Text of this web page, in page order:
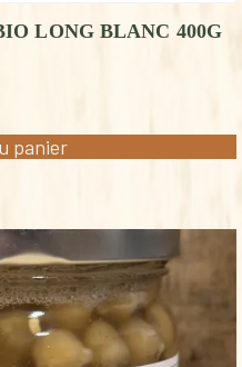
LONG BLANC 400G
panier